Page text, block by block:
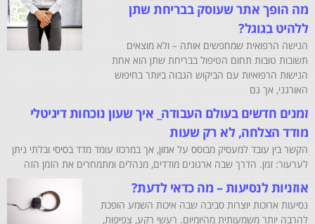
מה הופך אתר שעוסק בבריחת שתן
ללהיט בגוגל?
הנישה הרפואית שמחפשים אותה – ולא מוצאים
תשובות טובות תחום הטיפול בבריחת שתן הוא אחת
הנישות הרפואיות עם הביקוש הגבוה ביותר בחיפוש
האורגני, אך גם
זמנים חדשים בעולם העבודה_ איך שעון נוכחות דיגיטלי
מודד הצלחה, לא רק שעות
הקשר בין עובד למעסיק מבוסס על אמון, אך במרכזו עומד מדד בסיסי ובלתי ניתן
לערעור: זמן. הדרך שבה ארגונים מודדים, מנהלים ומתמחרים את הזמן הזה
אוזניות לנסיעות – מה כדאי לדעת?
נסיעות ארוכות יוצרות סביבה שבה איכות השמע הופכת
להרבה יותר משמעותית מהיומיום. רעשי רקע, צפיפות,